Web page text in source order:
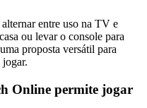
entre uso na TV e
ou levar o console para
proposta versátil para
Online permite jogar